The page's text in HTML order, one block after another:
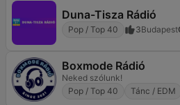
Duna-Tisza Rádió
Pop / Top 40 3Budapest
Boxmode Rádió
Neked szólunk!
Pop / Top 40
Tánc / EDM